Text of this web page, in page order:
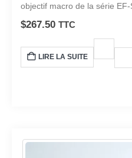
objectif macro de la série EF-
$267.50 TTC
LIRE LA SUITE